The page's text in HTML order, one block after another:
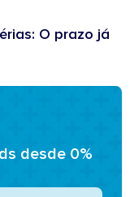
O prazo já
desde 0%